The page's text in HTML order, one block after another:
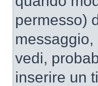
permesso)
vedi,
inserire un